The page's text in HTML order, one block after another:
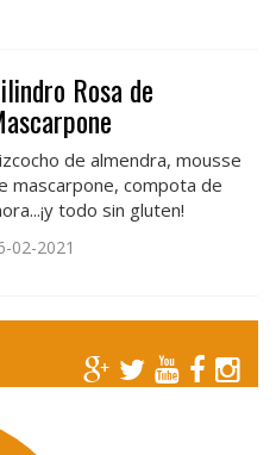
Rosa de
de almendra, mousse
mascarpone, compota de
todo sin gluten!
02-2021